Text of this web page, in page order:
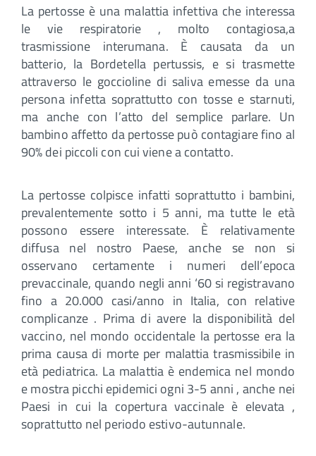
La pertosse è una malattia infettiva che interessa
le vie respiratorie , molto contagiosa,a
trasmissione interumana. È causata da un
batterio, la Bordetella pertussis, e si trasmette
attraverso le goccioline di saliva emesse da una
persona infetta soprattutto con tosse e starnuti,
ma anche con l’atto del semplice parlare. Un
bambino affetto da pertosse può contagiare fino al
90% dei piccoli con cui viene a contatto.
La pertosse colpisce infatti soprattutto i bambini,
prevalentemente sotto i 5 anni, ma tutte le età
possono essere interessate. È relativamente
diffusa nel nostro Paese, anche se non si
osservano certamente i numeri dell’epoca
prevaccinale, quando negli anni ‘60 si registravano
fino a 20.000 casi/anno in Italia, con relative
complicanze . Prima di avere la disponibilità del
vaccino, nel mondo occidentale la pertosse era la
prima causa di morte per malattia trasmissibile in
età pediatrica. La malattia è endemica nel mondo
e mostra picchi epidemici ogni 3-5 anni , anche nei
Paesi in cui la copertura vaccinale è elevata ,
soprattutto nel periodo estivo-autunnale.